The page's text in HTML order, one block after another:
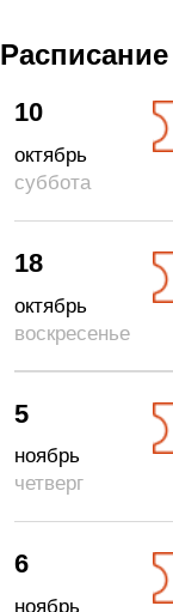
10
октябрь
суббота
18
октябрь
воскресенье
5
ноябрь
четверг
6
ноябрь